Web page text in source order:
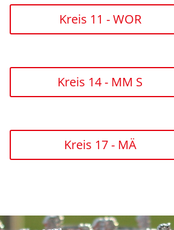
Kreis 11 - WOR
Kreis 14 - MM S
Kreis 17 - MÄ